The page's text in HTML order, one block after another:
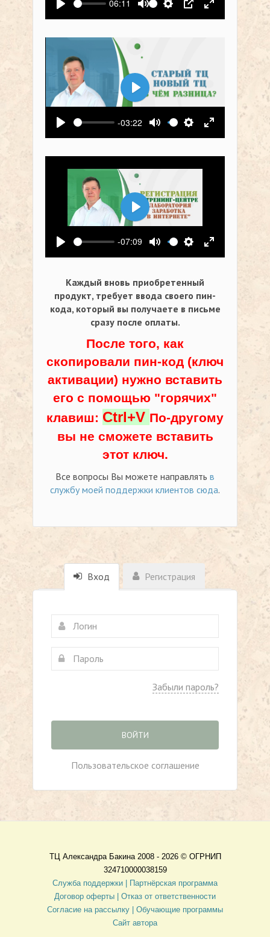
Воспроизвести
06:11
Выключить звук
Настройки
PIP На весь
Воспроизвести
-03:22
Выключить звук
Настройки
На весь
Воспроизвести
Воспроизвести
-07:09
Выключить звук
Настройки
На весь
Воспроизвести
Каждый вновь приобретенный
продукт, требует ввода своего пин-
кода, который вы получаете в письме
сразу после оплаты.
После того, как
скопировали пин-код (ключ
активации) нужно вставить
его с помощью "горячих"
клавиш: Ctrl+V По-другому
вы не сможете вставить
этот ключ.
Все вопросы Вы можете направлять в
службу моей поддержки клиентов сюда.
Вход Регистрация
Забыли пароль?
ВОЙТИ
Пользовательское соглашение
ТЦ Александра Бакина 2008 - 2026 © ОГРНИП
324710000038159
Служба поддержки |
Партнёрская программа
Договор оферты
| Отказ от ответственности
Согласие на рассылку | Обучающие программы
Сайт автора